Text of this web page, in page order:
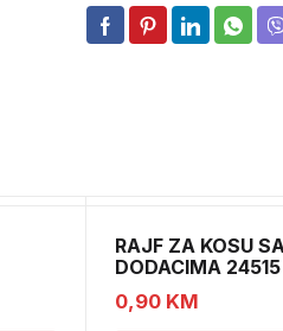
RAJF ZA KOSU
DODACIMA 24515
CH52451
0,90 KM